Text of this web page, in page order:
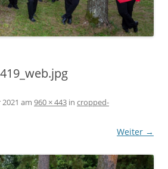
2021 am 960 × 443 in cropped-
Weiter →